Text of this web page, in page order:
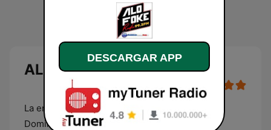
ALOFOKE 99.3 FM
La emisora tropical número 1 en la República
Dominicana
DESCARGAR APP